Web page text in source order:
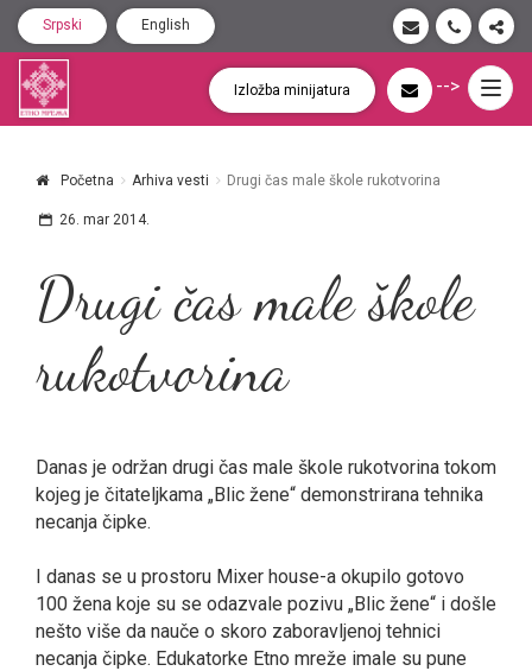
Srpski English
Izložba minijatura -->
Početna Arhiva vesti Drugi čas male škole rukotvorina
26. mar 2014.
Drugi čas male škole
rukotvorina
Danas je održan drugi čas male škole rukotvorina tokom
kojeg je čitateljkama „Blic žene“ demonstrirana tehnika
necanja čipke.
I danas se u prostoru Mixer house-a okupilo gotovo
100 žena koje su se odazvale pozivu „Blic žene“ i došle
nešto više da nauče o skoro zaboravljenoj tehnici
necanja čipke. Edukatorke Etno mreže imale su pune